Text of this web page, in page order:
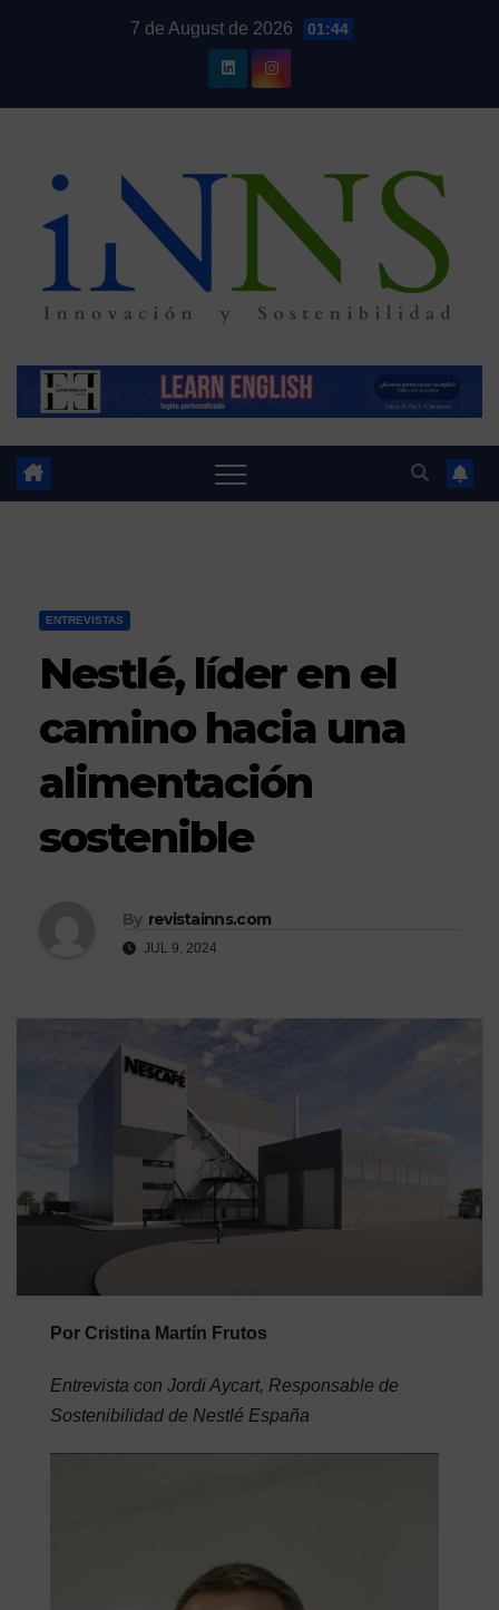
7 de August de 2026 01:44
ENTREVISTAS
Nestlé, líder en el
camino hacia una
alimentación
sostenible
By revistainns.com
JUL 9, 2024
Por Cristina Martín Frutos
Entrevista con Jordi Aycart, Responsable de
Sostenibilidad de Nestlé España